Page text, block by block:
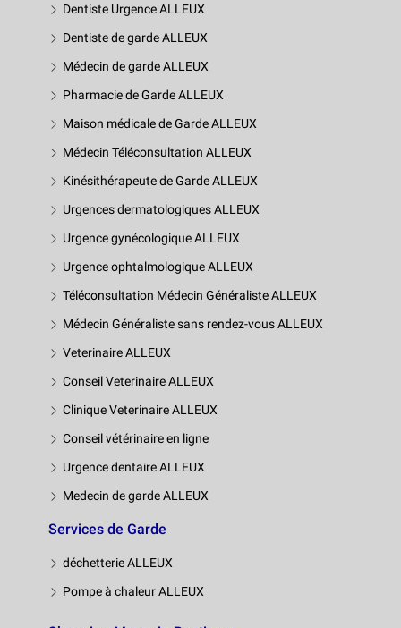
Dentiste Urgence ALLEUX
Dentiste de garde ALLEUX
Médecin de garde ALLEUX
Pharmacie de Garde ALLEUX
Maison médicale de Garde ALLEUX
Médecin Téléconsultation ALLEUX
Kinésithérapeute de Garde ALLEUX
Urgences dermatologiques ALLEUX
Urgence gynécologique ALLEUX
Urgence ophtalmologique ALLEUX
Téléconsultation Médecin Généraliste ALLEUX
Médecin Généraliste sans rendez-vous ALLEUX
Veterinaire ALLEUX
Conseil Veterinaire ALLEUX
Clinique Veterinaire ALLEUX
Conseil vétérinaire en ligne
Urgence dentaire ALLEUX
Medecin de garde ALLEUX
Services de Garde
déchetterie ALLEUX
Pompe à chaleur ALLEUX